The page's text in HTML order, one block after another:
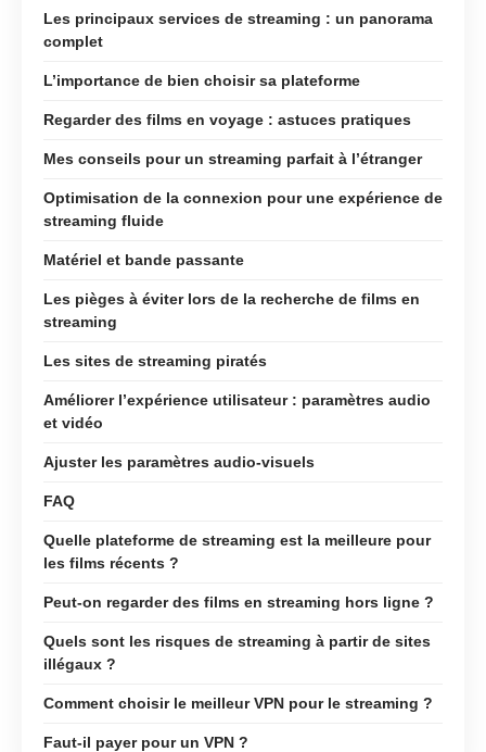
Les principaux services de streaming : un panorama
complet
L’importance de bien choisir sa plateforme
Regarder des films en voyage : astuces pratiques
Mes conseils pour un streaming parfait à l’étranger
Optimisation de la connexion pour une expérience de
streaming fluide
Matériel et bande passante
Les pièges à éviter lors de la recherche de films en
streaming
Les sites de streaming piratés
Améliorer l’expérience utilisateur : paramètres audio
et vidéo
Ajuster les paramètres audio-visuels
FAQ
Quelle plateforme de streaming est la meilleure pour
les films récents ?
Peut-on regarder des films en streaming hors ligne ?
Quels sont les risques de streaming à partir de sites
illégaux ?
Comment choisir le meilleur VPN pour le streaming ?
Faut-il payer pour un VPN ?